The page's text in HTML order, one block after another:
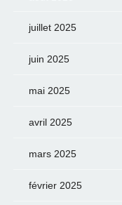
juillet 2025
juin 2025
mai 2025
avril 2025
mars 2025
février 2025